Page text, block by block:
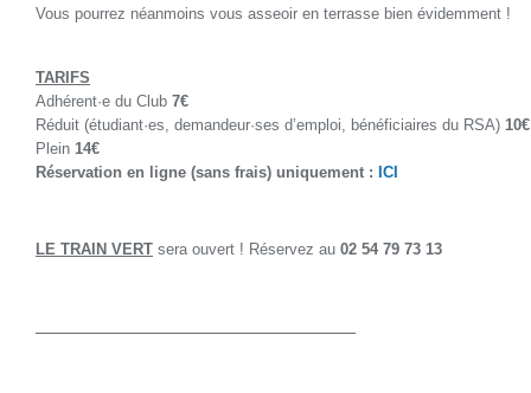
Vous pourrez néanmoins vous asseoir en terrasse bien évidemment !
TARIFS
Adhérent·e du Club 7€
Réduit (étudiant·es, demandeur·ses d’emploi, bénéficiaires du RSA) 10€
Plein 14€
Réservation en ligne (sans frais) uniquement : ICI
LE TRAIN VERT sera ouvert ! Réservez au 02 54 79 73 13